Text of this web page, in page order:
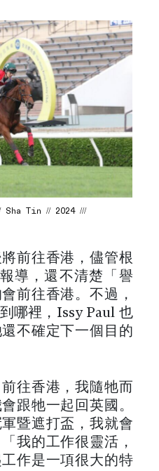
/ Sha Tin // 2024 ///
前往香港，儘管根
導，還不清楚「譽
前往香港。不過，
哪裡，Issy Paul 也
不確定下一個目的
往香港，我隨牠而
跟牠一起回英國。
暨遮打盃，我就會
我的工作很靈活，
作是一項很大的特